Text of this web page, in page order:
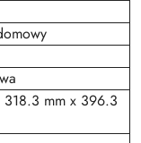
318.3 mm x 396.3